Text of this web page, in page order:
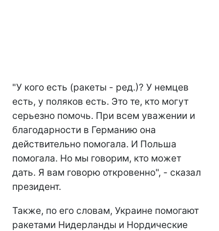
"У кого есть (ракеты - ред.)? У немцев
есть, у поляков есть. Это те, кто могут
серьезно помочь. При всем уважении и
благодарности в Германию она
действительно помогала. И Польша
помогала. Но мы говорим, кто может
дать. Я вам говорю откровенно", - сказал
президент.
Также, по его словам, Украине помогают
ракетами Нидерланды и Нордические